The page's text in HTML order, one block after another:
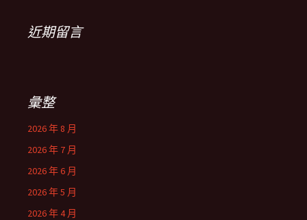
近期留言
彙整
2026 年 8 月
2026 年 7 月
2026 年 6 月
2026 年 5 月
2026 年 4 月